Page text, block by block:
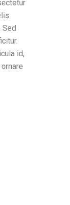
id,